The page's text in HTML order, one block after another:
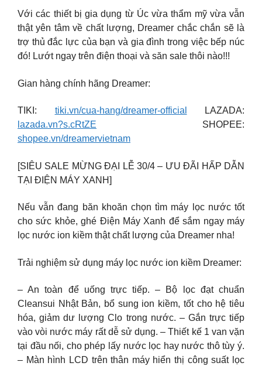
Với các thiết bị gia dụng từ Úc vừa thẩm mỹ vừa vẫn
thật yên tâm về chất lượng, Dreamer chắc chắn sẽ là
trợ thủ đắc lực của bạn và gia đình trong việc bếp núc
đó! Lướt ngay trên điện thoại và săn sale thôi nào!!!
Gian hàng chính hãng Dreamer:
TIKI: tiki.vn/cua-hang/dreamer-official
LAZADA:
lazada.vn?s.cRtZE SHOPEE:
shopee.vn/dreamervietnam
[SIÊU SALE MỪNG ĐẠI LỄ 30/4 – ƯU ĐÃI HẤP DẪN
TẠI ĐIỆN MÁY XANH]
Nếu vẫn đang băn khoăn chọn tìm máy lọc nước tốt
cho sức khỏe, ghé Điện Máy Xanh để sắm ngay máy
lọc nước ion kiềm thật chất lượng của Dreamer nha!
Trải nghiệm sử dụng máy lọc nước ion kiềm Dreamer:
– An toàn để uống trực tiếp. – Bộ lọc đạt chuẩn
Cleansui Nhật Bản, bổ sung ion kiềm, tốt cho hệ tiêu
hóa, giảm dư lượng Clo trong nước. – Gắn trực tiếp
vào vòi nước máy rất dễ sử dụng. – Thiết kế 1 van vặn
tại đầu nối, cho phép lấy nước lọc hay nước thô tùy ý.
– Màn hình LCD trên thân máy hiển thị công suất lọc